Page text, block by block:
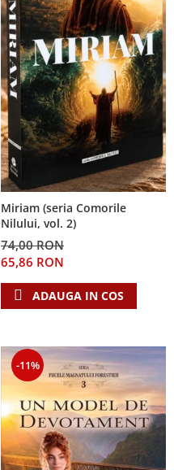
Miriam (seria Comorile
Nilului, vol. 2)
74,00 RON
65,86 RON
ADAUGA IN COS
-11%